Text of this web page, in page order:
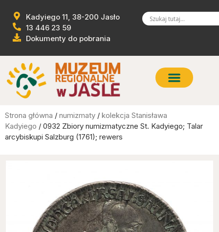
Kadyiego 11, 38-200 Jasło
13 446 23 59
Dokumenty do pobrania
Strona główna / numizmaty / kolekcja Stanisława
Kadyiego / 0932 Zbiory numizmatyczne St. Kadyiego; Talar
arcybiskupi Salzburg (1761); rewers